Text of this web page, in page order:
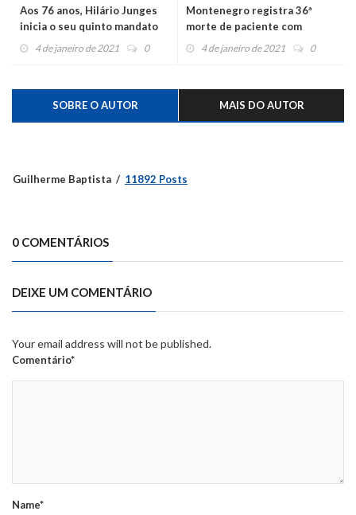
Aos 76 anos, Hilário Junges
inicia o seu quinto mandato
como prefeito
4 de janeiro de 2021 0
Montenegro registra 36ª
morte de paciente com
coronavírus
4 de janeiro de 2021 0
SOBRE O AUTOR MAIS DO AUTOR
Guilherme Baptista 11892 Posts
0 COMENTÁRIOS
DEIXE UM COMENTÁRIO
Your email address will not be published.
Comentário*
Name*